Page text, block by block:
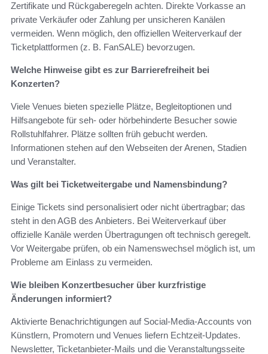
Zertifikate und Rückgaberegeln achten. Direkte Vorkasse an
private Verkäufer oder Zahlung per unsicheren Kanälen
vermeiden. Wenn möglich, den offiziellen Weiterverkauf der
Ticketplattformen (z. B. FanSALE) bevorzugen.
Welche Hinweise gibt es zur Barrierefreiheit bei
Konzerten?
Viele Venues bieten spezielle Plätze, Begleitoptionen und
Hilfsangebote für seh‑ oder hörbehinderte Besucher sowie
Rollstuhlfahrer. Plätze sollten früh gebucht werden.
Informationen stehen auf den Webseiten der Arenen, Stadien
und Veranstalter.
Was gilt bei Ticketweitergabe und Namensbindung?
Einige Tickets sind personalisiert oder nicht übertragbar; das
steht in den AGB des Anbieters. Bei Weiterverkauf über
offizielle Kanäle werden Übertragungen oft technisch geregelt.
Vor Weitergabe prüfen, ob ein Namenswechsel möglich ist, um
Probleme am Einlass zu vermeiden.
Wie bleiben Konzertbesucher über kurzfristige
Änderungen informiert?
Aktivierte Benachrichtigungen auf Social‑Media‑Accounts von
Künstlern, Promotern und Venues liefern Echtzeit‑Updates.
Newsletter, Ticketanbieter‑Mails und die Veranstaltungsseite